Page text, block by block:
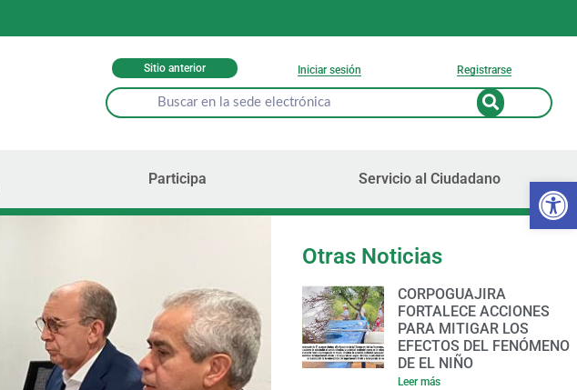
Sitio anterior Iniciar sesión Registrarse
Participa Servicio al Ciudadano
Otras Noticias
CORPOGUAJIRA
FORTALECE ACCIONES
PARA MITIGAR LOS
EFECTOS DEL FENÓMENO
DE EL NIÑO
Leer más